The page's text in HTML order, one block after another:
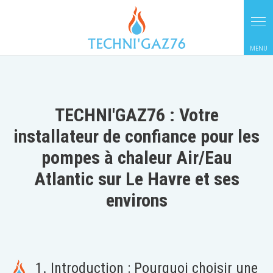
TECHNI'GAZ76 : Votre
installateur de confiance pour les
pompes à chaleur Air/Eau
Atlantic sur Le Havre et ses
environs
1. Introduction : Pourquoi choisir une
Panneau de gestion des cookies